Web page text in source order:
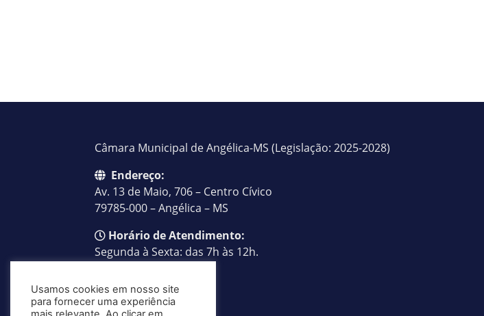
Câmara Municipal de Angélica-MS (Legislação: 2025-2028)
Endereço:
Av. 13 de Maio, 706 – Centro Cívico
79785-000 – Angélica – MS
Horário de Atendimento:
Segunda à Sexta: das 7h às 12h.
(67)3446-1781
Usamos cookies em nosso site
para fornecer uma experiência